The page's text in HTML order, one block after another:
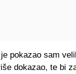
pokazao sam
dokazao, te bi